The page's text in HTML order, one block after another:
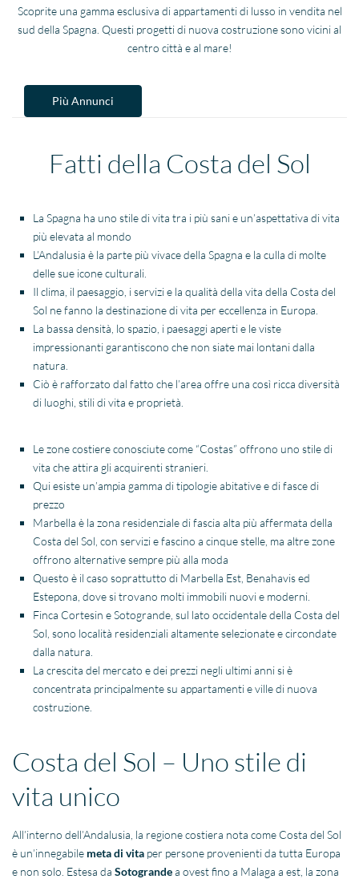
Scoprite una gamma esclusiva di appartamenti di lusso in vendita nel
sud della Spagna. Questi progetti di nuova costruzione sono vicini al
centro città e al mare!
Più Annunci
Fatti della Costa del Sol
La Spagna ha uno stile di vita tra i più sani e un’aspettativa di vita
più elevata al mondo
L’Andalusia è la parte più vivace della Spagna e la culla di molte
delle sue icone culturali.
Il clima, il paesaggio, i servizi e la qualità della vita della Costa del
Sol ne fanno la destinazione di vita per eccellenza in Europa.
La bassa densità, lo spazio, i paesaggi aperti e le viste
impressionanti garantiscono che non siate mai lontani dalla
natura.
Ciò è rafforzato dal fatto che l’area offre una così ricca diversità
di luoghi, stili di vita e proprietà.
Le zone costiere conosciute come “Costas” offrono uno stile di
vita che attira gli acquirenti stranieri.
Qui esiste un’ampia gamma di tipologie abitative e di fasce di
prezzo
Marbella è la zona residenziale di fascia alta più affermata della
Costa del Sol, con servizi e fascino a cinque stelle, ma altre zone
offrono alternative sempre più alla moda
Questo è il caso soprattutto di Marbella Est, Benahavis ed
Estepona, dove si trovano molti immobili nuovi e moderni.
Finca Cortesin e Sotogrande, sul lato occidentale della Costa del
Sol, sono località residenziali altamente selezionate e circondate
dalla natura.
La crescita del mercato e dei prezzi negli ultimi anni si è
concentrata principalmente su appartamenti e ville di nuova
costruzione.
Costa del Sol – Uno stile di
vita unico
All’interno dell’Andalusia, la regione costiera nota come Costa del Sol
è un’innegabile meta di vita per persone provenienti da tutta Europa
e non solo. Estesa daSotograndea ovest fino a Malaga a est, la zona